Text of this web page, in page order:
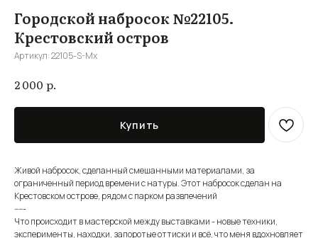
Городской набросок №22105.
Крестовский остров
Артикул:22105-S-Mx
2 000 р.
Купить
Живой набросок, сделанный смешанными материалами, за
ограниченный период времени с натуры. Этот набросок сделан на
Крестовском острове, рядом с парком развлечений
-----
Что происходит в мастерской между выставками - новые техники,
эксперименты, находки, запоротые оттиски и всё, что меня вдохновляет